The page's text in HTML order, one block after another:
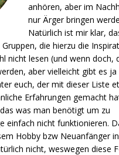
anhören, aber im
nur Ärger bringen
Natürlich ist mir klar,
die hierzu die
nicht lesen (und wenn doch,
aber vielleicht gibt es ja
euch, der mit dieser Liste
Erfahrungen gemacht
was man benötigt um zu
einfach nicht funktionieren.
Hobby bzw Neuanfänger
nicht, weswegen diese